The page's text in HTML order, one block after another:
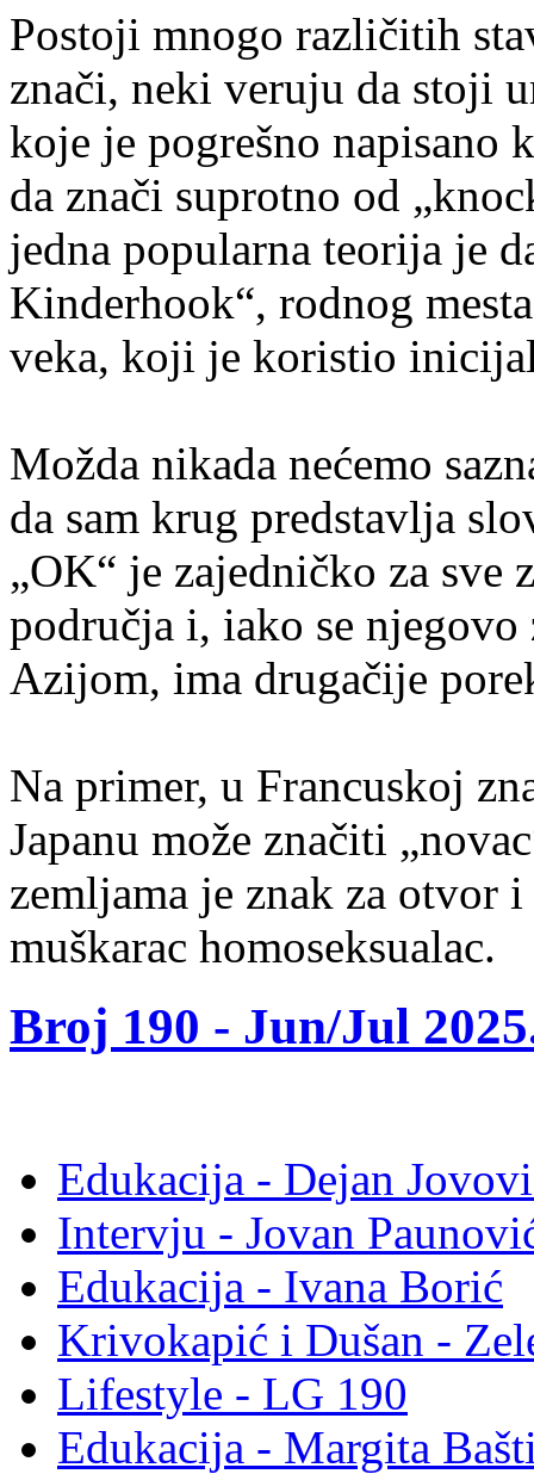
Postoji mnogo različitih
znači, neki veruju da stoji
koje je pogrešno napisano
da znači suprotno od
jedna popularna teorija je
Kinderhook“, rodnog
veka, koji je koristio
Možda nikada nećemo
da sam krug predstavlja
„OK“ je zajedničko za sve
područja i, iako se
Azijom, ima drugačije
Na primer, u Francuskoj
Japanu može značiti
zemljama je znak za otvor
muškarac homoseksualac.
Broj 190 - Jun/Jul
Edukacija - Dejan
Intervju - Jovan
Edukacija - Ivana Borić
Krivokapić i Dušan -
Lifestyle - LG 190
Edukacija - Margita